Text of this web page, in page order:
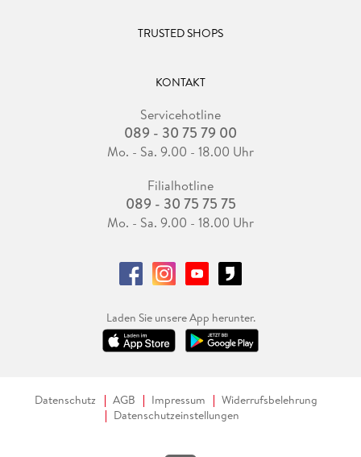
TRUSTED SHOPS
KONTAKT
Servicehotline
089 - 30 75 79 00
Mo. - Sa. 9.00 - 18.00 Uhr
Filialhotline
089 - 30 75 75 75
Mo. - Sa. 9.00 - 18.00 Uhr
Laden Sie unsere App herunter.
Datenschutz AGB Impressum
Widerrufsbelehrung
Datenschutzeinstellungen